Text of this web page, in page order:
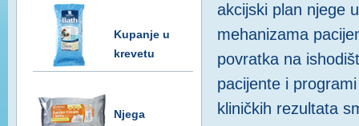
Kupanje u
krevetu
Njega
akcijski plan njege
mehanizama
povratka na
pacijente i
kliničkih rezultata